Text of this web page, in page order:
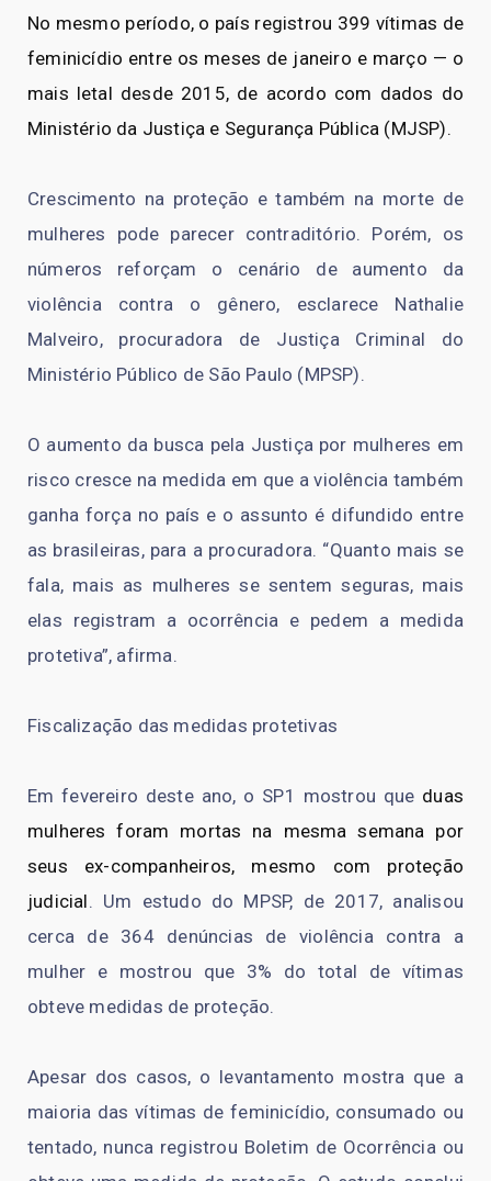
No mesmo período, o país registrou 399 vítimas de
feminicídio entre os meses de janeiro e março — o
mais letal desde 2015, de acordo com dados do
Ministério da Justiça e Segurança Pública (MJSP).
Crescimento na proteção e também na morte de
mulheres pode parecer contraditório. Porém, os
números reforçam o cenário de aumento da
violência contra o gênero, esclarece Nathalie
Malveiro, procuradora de Justiça Criminal do
Ministério Público de São Paulo (MPSP).
O aumento da busca pela Justiça por mulheres em
risco cresce na medida em que a violência também
ganha força no país e o assunto é difundido entre
as brasileiras, para a procuradora. “Quanto mais se
fala, mais as mulheres se sentem seguras, mais
elas registram a ocorrência e pedem a medida
protetiva”, afirma.
Fiscalização das medidas protetivas
Em fevereiro deste ano, o SP1 mostrou que duas
mulheres foram mortas na mesma semana por
seus ex-companheiros, mesmo com proteção
judicial. Um estudo do MPSP, de 2017, analisou
cerca de 364 denúncias de violência contra a
mulher e mostrou que 3% do total de vítimas
obteve medidas de proteção.
Apesar dos casos, o levantamento mostra que a
maioria das vítimas de feminicídio, consumado ou
tentado, nunca registrou Boletim de Ocorrência ou